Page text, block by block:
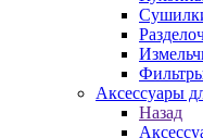
Аксессуары
Назад